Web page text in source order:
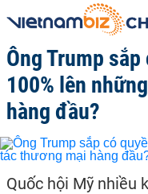
Ông Trump
100% lên
hàng đầu?
Quốc hội Mỹ nhiều